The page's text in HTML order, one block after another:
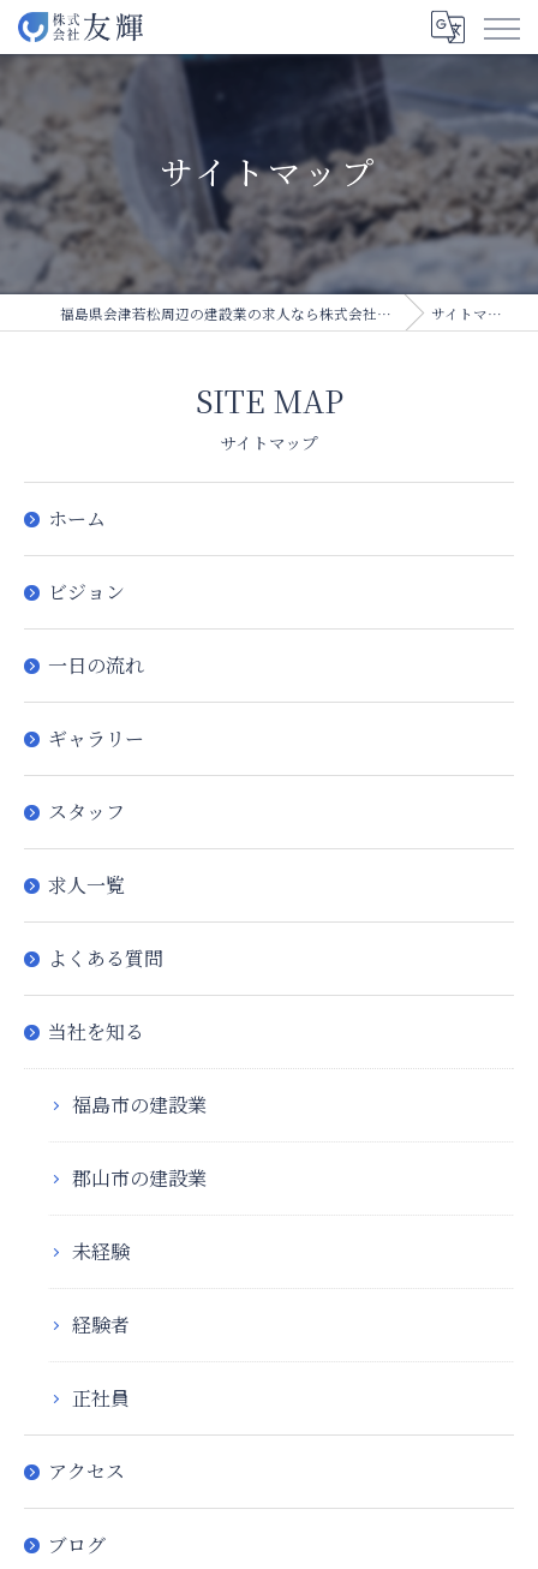
サイトマップ
福島県会津若松周辺の建設業の求人なら株式会社友輝 サイトマップ
サイトマップ
SITE MAP
ホーム
ビジョン
一日の流れ
ギャラリー
スタッフ
求人一覧
よくある質問
当社を知る
福島市の建設業
郡山市の建設業
未経験
経験者
正社員
アクセス
ブログ